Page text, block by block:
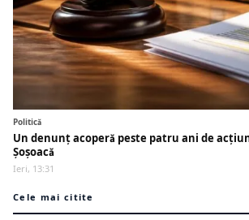
Politică
Un denunț acoperă peste patru ani de
Șoșoacă
Ieri, 13:31
Cele mai citite